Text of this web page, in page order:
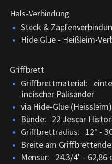
Hals-Verbindung
Steck &
Hide Glue - Heißleim-
Griffbrett
Griffbrettmaterial:
indischer Palisander
via Hide-Glue
Bünde: 22 Jescar
Griffbrettradius: 12" -
Breite am
Mensur: 24.3/4" - 62,86